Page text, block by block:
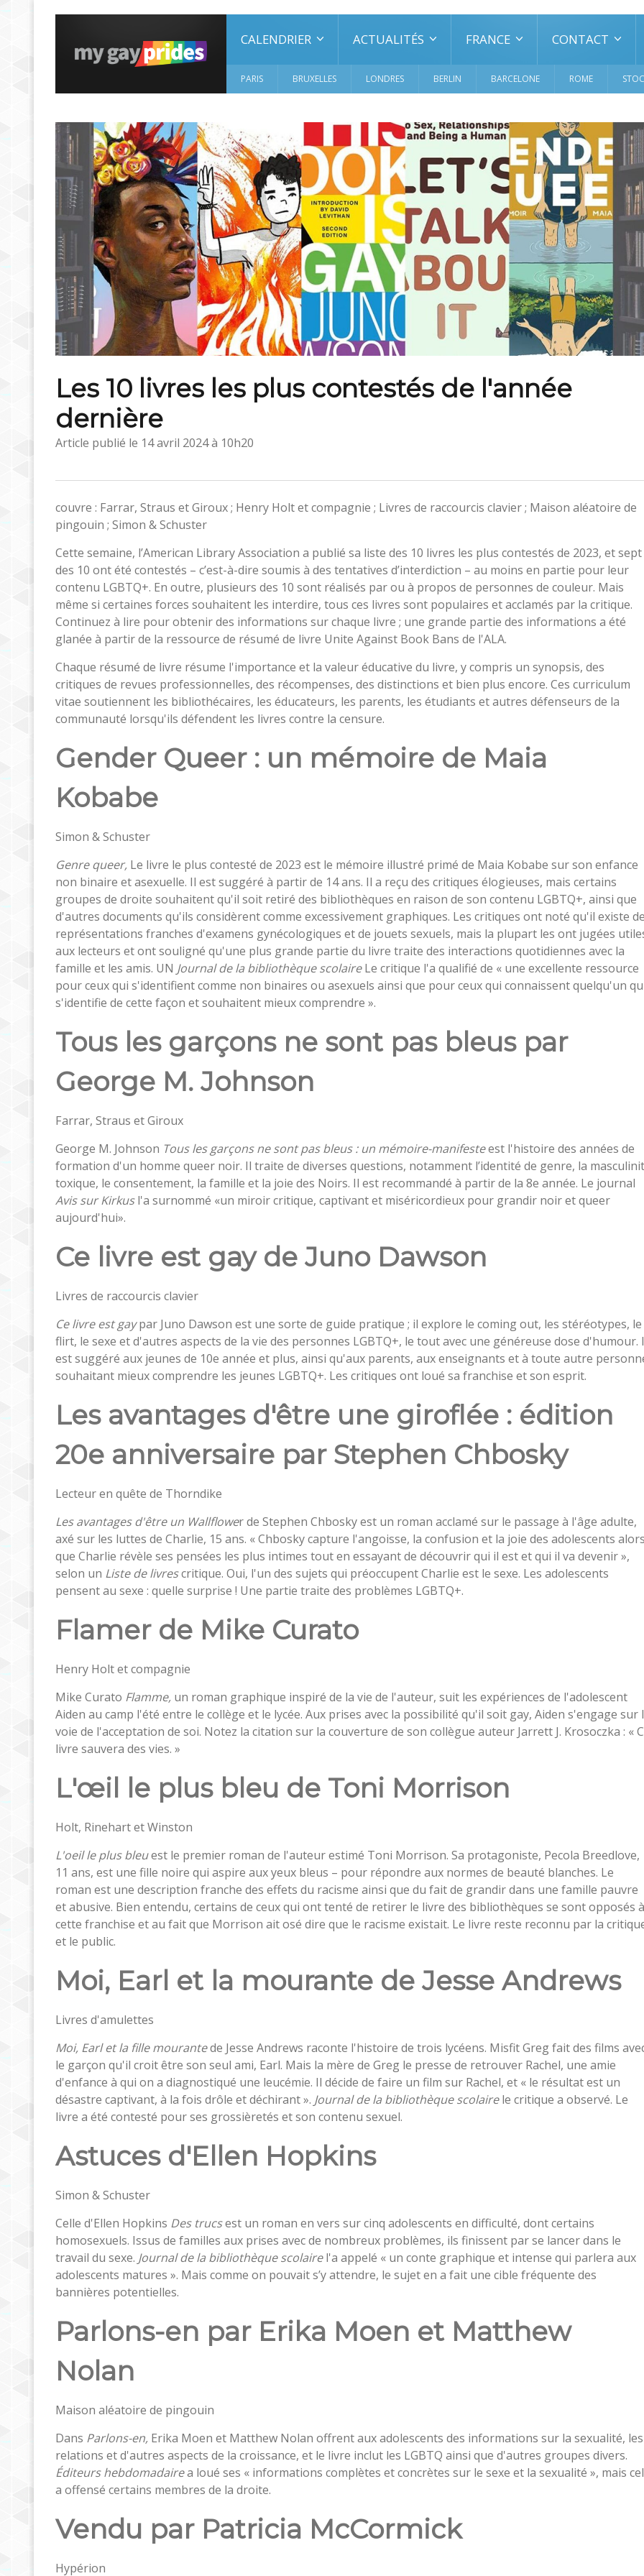
CALENDRIER ACTUALITÉS FRANCE CONTACT
PARIS BRUXELLES LONDRES BERLIN BARCELONE ROME
Les 10 livres les plus contestés de l'année
dernière
Article publié le 14 avril 2024 à 10h20
couvre : Farrar, Straus et Giroux ; Henry Holt et compagnie ; Livres de raccourcis clavier ; Maison aléatoire de
pingouin ; Simon & Schuster
Cette semaine, l’American Library Association a publié sa liste des 10 livres les plus contestés de 2023, et sept
des 10 ont été contestés – c’est-à-dire soumis à des tentatives d’interdiction – au moins en partie pour leur
contenu LGBTQ+. En outre, plusieurs des 10 sont réalisés par ou à propos de personnes de couleur. Mais
même si certaines forces souhaitent les interdire, tous ces livres sont populaires et acclamés par la critique.
Continuez à lire pour obtenir des informations sur chaque livre ; une grande partie des informations a été
glanée à partir de la ressource de résumé de livre Unite Against Book Bans de l'ALA.
Chaque résumé de livre résume l'importance et la valeur éducative du livre, y compris un synopsis, des
critiques de revues professionnelles, des récompenses, des distinctions et bien plus encore. Ces curriculum
vitae soutiennent les bibliothécaires, les éducateurs, les parents, les étudiants et autres défenseurs de la
communauté lorsqu'ils défendent les livres contre la censure.
Gender Queer : un mémoire de Maia
Kobabe
Simon & Schuster
Genre queer, Le livre le plus contesté de 2023 est le mémoire illustré primé de Maia Kobabe sur son enfance
non binaire et asexuelle. Il est suggéré à partir de 14 ans. Il a reçu des critiques élogieuses, mais certains
groupes de droite souhaitent qu'il soit retiré des bibliothèques en raison de son contenu LGBTQ+, ainsi que
d'autres documents qu'ils considèrent comme excessivement graphiques. Les critiques ont noté qu'il existe
représentations franches d'examens gynécologiques et de jouets sexuels, mais la plupart les ont jugées
aux lecteurs et ont souligné qu'une plus grande partie du livre traite des interactions quotidiennes avec la
famille et les amis. UN Journal de la bibliothèque scolaireLe critique l'a qualifié de « une excellente ressource
pour ceux qui s'identifient comme non binaires ou asexuels ainsi que pour ceux qui connaissent quelqu'un
s'identifie de cette façon et souhaitent mieux comprendre ».
Tous les garçons ne sont pas bleus par
George M. Johnson
Farrar, Straus et Giroux
George M. Johnson Tous les garçons ne sont pas bleus : un mémoire-manifesteest l'histoire des années de
formation d'un homme queer noir. Il traite de diverses questions, notamment l’identité de genre, la
toxique, le consentement, la famille et la joie des Noirs. Il est recommandé à partir de la 8e année. Le journal
Avis sur Kirkusl'a surnommé «un miroir critique, captivant et miséricordieux pour grandir noir et queer
aujourd'hui».
Ce livre est gay de Juno Dawson
Livres de raccourcis clavier
Ce livre est gaypar Juno Dawson est une sorte de guide pratique ; il explore le coming out, les stéréotypes, le
flirt, le sexe et d'autres aspects de la vie des personnes LGBTQ+, le tout avec une généreuse dose d'humour.
est suggéré aux jeunes de 10e année et plus, ainsi qu'aux parents, aux enseignants et à toute autre
souhaitant mieux comprendre les jeunes LGBTQ+. Les critiques ont loué sa franchise et son esprit.
Les avantages d'être une giroflée : édition
20e anniversaire par Stephen Chbosky
Lecteur en quête de Thorndike
Les avantages d'être un Wallflower de Stephen Chbosky est un roman acclamé sur le passage à l'âge adulte,
axé sur les luttes de Charlie, 15 ans. « Chbosky capture l'angoisse, la confusion et la joie des adolescents
que Charlie révèle ses pensées les plus intimes tout en essayant de découvrir qui il est et qui il va devenir »,
selon un Liste de livrescritique. Oui, l'un des sujets qui préoccupent Charlie est le sexe. Les adolescents
pensent au sexe : quelle surprise ! Une partie traite des problèmes LGBTQ+.
Flamer de Mike Curato
Henry Holt et compagnie
Mike Curato Flamme, un roman graphique inspiré de la vie de l'auteur, suit les expériences de l'adolescent
Aiden au camp l'été entre le collège et le lycée. Aux prises avec la possibilité qu'il soit gay, Aiden s'engage sur
voie de l'acceptation de soi. Notez la citation sur la couverture de son collègue auteur Jarrett J. Krosoczka : «
livre sauvera des vies. »
L'œil le plus bleu de Toni Morrison
Holt, Rinehart et Winston
L'oeil le plus bleuest le premier roman de l'auteur estimé Toni Morrison. Sa protagoniste, Pecola Breedlove,
11 ans, est une fille noire qui aspire aux yeux bleus – pour répondre aux normes de beauté blanches. Le
roman est une description franche des effets du racisme ainsi que du fait de grandir dans une famille pauvre
et abusive. Bien entendu, certains de ceux qui ont tenté de retirer le livre des bibliothèques se sont opposés à
cette franchise et au fait que Morrison ait osé dire que le racisme existait. Le livre reste reconnu par la
et le public.
Moi, Earl et la mourante de Jesse Andrews
Livres d'amulettes
Moi, Earl et la fille mourantede Jesse Andrews raconte l'histoire de trois lycéens. Misfit Greg fait des films
le garçon qu'il croit être son seul ami, Earl. Mais la mère de Greg le presse de retrouver Rachel, une amie
d'enfance à qui on a diagnostiqué une leucémie. Il décide de faire un film sur Rachel, et « le résultat est un
désastre captivant, à la fois drôle et déchirant ». Journal de la bibliothèque scolairele critique a observé. Le
livre a été contesté pour ses grossièretés et son contenu sexuel.
Astuces d'Ellen Hopkins
Simon & Schuster
Celle d'Ellen Hopkins Des trucsest un roman en vers sur cinq adolescents en difficulté, dont certains
homosexuels. Issus de familles aux prises avec de nombreux problèmes, ils finissent par se lancer dans le
travail du sexe. Journal de la bibliothèque scolairel'a appelé « un conte graphique et intense qui parlera aux
adolescents matures ». Mais comme on pouvait s’y attendre, le sujet en a fait une cible fréquente des
bannières potentielles.
Parlons-en par Erika Moen et Matthew
Nolan
Maison aléatoire de pingouin
Dans Parlons-en, Erika Moen et Matthew Nolan offrent aux adolescents des informations sur la sexualité, les
relations et d'autres aspects de la croissance, et le livre inclut les LGBTQ ainsi que d'autres groupes divers.
Éditeurs hebdomadairea loué ses « informations complètes et concrètes sur le sexe et la sexualité », mais
a offensé certains membres de la droite.
Vendu par Patricia McCormick
Hypérion